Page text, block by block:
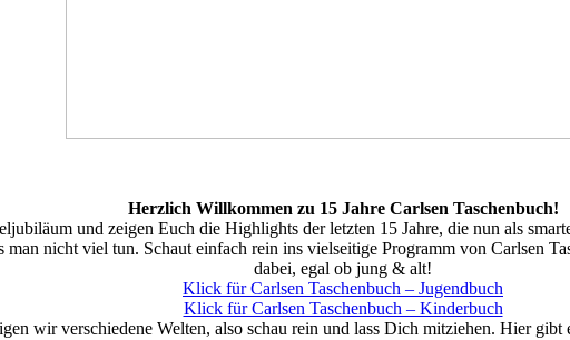
Herzlich Willkommen zu 15 Jahre Carlsen Taschenbuch!
und zeigen Euch die Highlights der letzten 15 Jahre, die nun als
nicht viel tun. Schaut einfach rein ins vielseitige Programm von Carlsen
dabei, egal ob jung & alt!
Klick für Carlsen Taschenbuch – Jugendbuch
Klick für Carlsen Taschenbuch – Kinderbuch
wir verschiedene Welten, also schau rein und lass Dich mitziehen. Hier